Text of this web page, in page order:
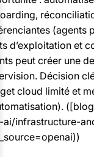
(agents
d’exploitation et
peut créer une
Décision
cloud limité et
ai/infrastructure-